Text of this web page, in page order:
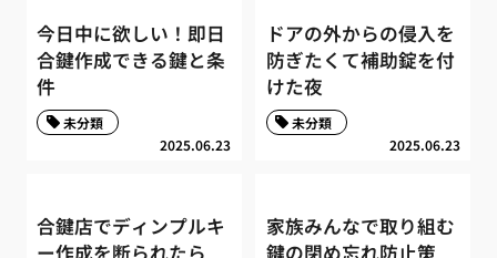
今日中に欲しい！即日
合鍵作成できる鍵と条
件
2025.06.23
未分類
ドアの外からの侵入を
防ぎたくて補助錠を付
けた夜
2025.06.23
未分類
合鍵店でディンプルキ
ー作成を断られたら
家族みんなで取り組む
鍵の閉め忘れ防止策